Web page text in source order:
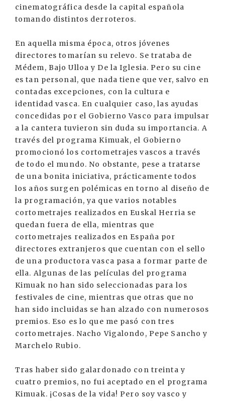
cinematográfica desde la capital española
tomando distintos derroteros.
En aquella misma época, otros jóvenes
directores tomarían su relevo. Se trataba de
Médem, Bajo Ulloa y De la Iglesia. Pero su cine
es tan personal, que nada tiene que ver, salvo en
contadas excepciones, con la cultura e
identidad vasca. En cualquier caso, las ayudas
concedidas por el Gobierno Vasco para impulsar
a la cantera tuvieron sin duda su importancia. A
través del programa Kimuak, el Gobierno
promocionó los cortometrajes vascos a través
de todo el mundo. No obstante, pese a tratarse
de una bonita iniciativa, prácticamente todos
los años surgen polémicas en torno al diseño de
la programación, ya que varios notables
cortometrajes realizados en Euskal Herria se
quedan fuera de ella, mientras que
cortometrajes realizados en España por
directores extranjeros que cuentan con el sello
de una productora vasca pasa a formar parte de
ella. Algunas de las películas del programa
Kimuak no han sido seleccionadas para los
festivales de cine, mientras que otras que no
han sido incluidas se han alzado con numerosos
premios. Eso es lo que me pasó con tres
cortometrajes. Nacho Vigalondo, Pepe Sancho y
Marchelo Rubio.
Tras haber sido galardonado con treinta y
cuatro premios, no fui aceptado en el programa
Kimuak. ¡Cosas de la vida! Pero soy vasco y